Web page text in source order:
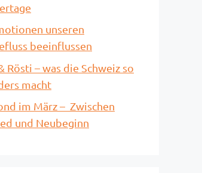
unseren
beeinflussen
Rösti – was die Schweiz so
macht
im März – Zwischen
und Neubeginn